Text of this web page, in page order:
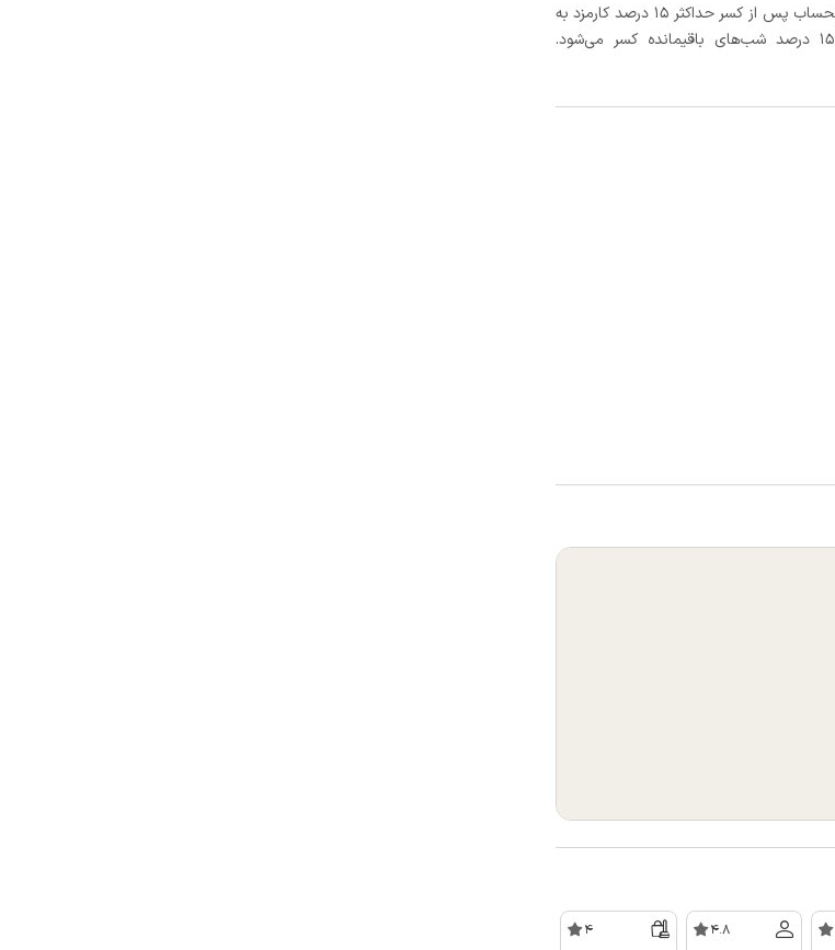
در صورتی که رزرو، حداقل 3 روز کامل قبل از تاریخ ورود لغو گردد؛ مبلغ صورتحساب پس از کسر حداکثر 15 درصد کارمزد به
4.8
4